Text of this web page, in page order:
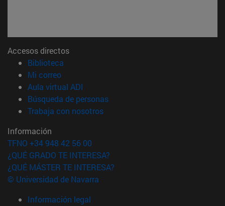
Accesos directos
Biblioteca
Mi correo(abre en nueva ventana)
Aula virtual ADI
Búsqueda de personas(abre en nueva ventana)
Trabaja con nosotros(abre en nueva ventana)
Información
TFNO +34 948 42 56 00
¿QUÉ GRADO TE INTERESA?
¿QUÉ MÁSTER TE INTERESA?
© Universidad de Navarra
Información legal